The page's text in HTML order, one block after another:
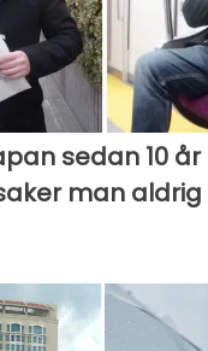
sedan 10
man